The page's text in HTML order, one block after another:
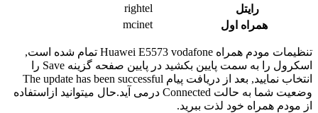
رایتل
همراه اول
تنظیمات مودم همراه Huawei E5573 vodafone تمام شده است,
اسکرول را به سمت پایین بکشید در پایین صفحه گزینه Save را
انتخاب نمایید, بعد از دریافت پیام The update has been successful
وضعیت شما به حالت Connected درمی آید.حال میتوانید ازاستفاده
از مودم همراه خود لذت ببرید.